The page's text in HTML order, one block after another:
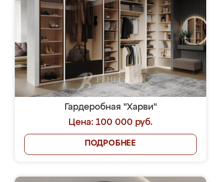
Гардеробная "Харви"
Цена: 100 000 руб.
ПОДРОБНЕЕ